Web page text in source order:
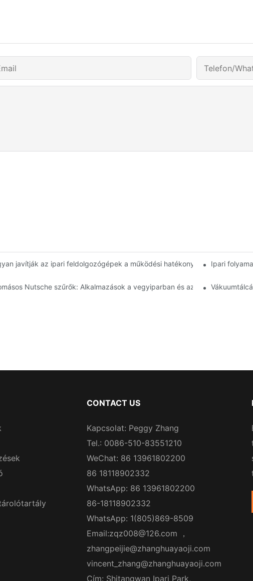
Telefon/
javítják az ipari feldolgozógépek a működési hatékonyságotIpari
Nutsche szűrők: Alkalmazások a vegyiparban és az
CONTACT US
Kapcsolat: Peggy Zhang
Tel.: 0086-510-83551210
WeChat: 86 13961802200
86 18118902332
WhatsApp: 86 13961802200
86-18118902332
WhatsApp: 1(805)869-8509
Email:zqz008@126.com ，
zhangpeijie@zhanghuayaoji.com
vincent_zhang@zhanghuayaoji.com
Cím: Shitangwan Ipari Park,